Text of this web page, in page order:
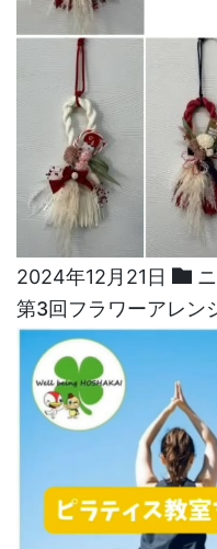
2024年12月21日
第3回フラワーアレン